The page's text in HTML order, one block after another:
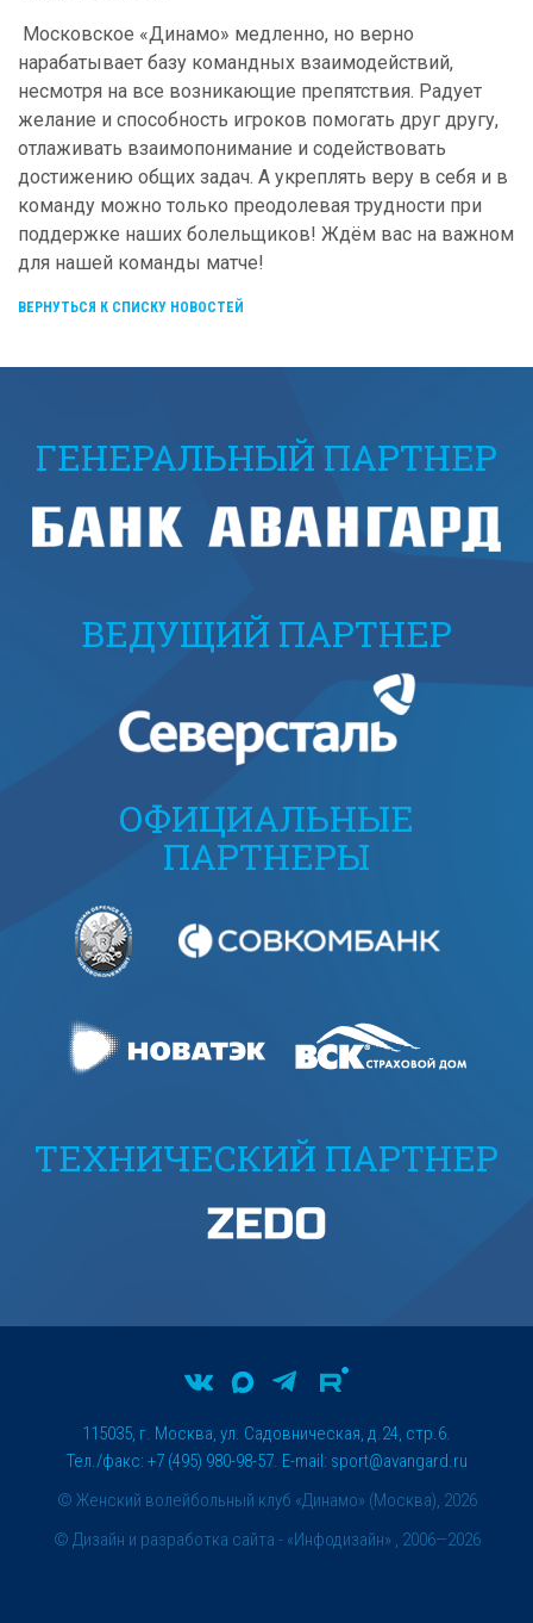
Московское «Динамо» медленно, но верно
нарабатывает базу командных взаимодействий,
несмотря на все возникающие препятствия. Радует
желание и способность игроков помогать друг другу,
отлаживать взаимопонимание и содействовать
достижению общих задач. А укреплять веру в себя и в
команду можно только преодолевая трудности при
поддержке наших болельщиков! Ждём вас на важном
для нашей команды матче!
ВЕРНУТЬСЯ К СПИСКУ НОВОСТЕЙ
ГЕНЕРАЛЬНЫЙ ПАРТНЕР
ВЕДУЩИЙ ПАРТНЕР
ОФИЦИАЛЬНЫЕ
ПАРТНЕРЫ
ТЕХНИЧЕСКИЙ ПАРТНЕР
© Женский волейбольный клуб «Динамо» (Москва), 2026
115035, г. Москва, ул. Садовническая, д.24, стр.6.
Тел./факс: +7 (495) 980-98-57. E-mail: sport@avangard.ru
© Дизайн и разработка сайта - «Инфодизайн» , 2006—2026